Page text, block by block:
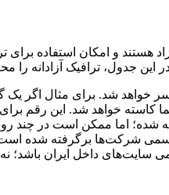
هستند و امکان استفاده
جدول، ترافیک آزادانه را
خواهد شد. برای مثال اگر یک
اما ممکن است در چند روز
شرکت‌ها برگرفته شده
سایت‌های داخل ایران